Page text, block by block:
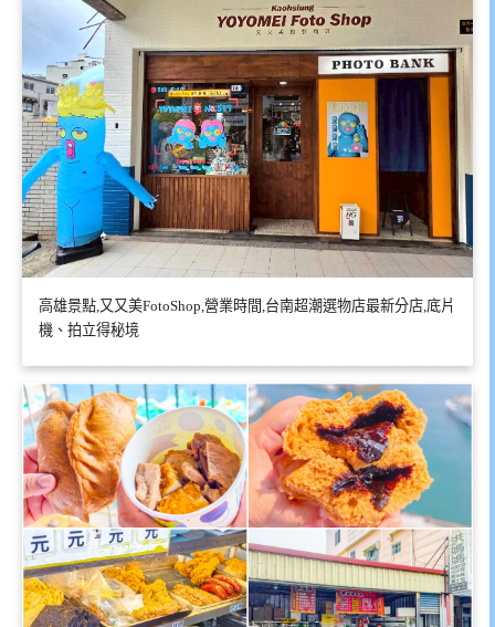
高雄景點,又又美FotoShop,營業時間,台南超潮選物店最新分店,底片
機、拍立得秘境